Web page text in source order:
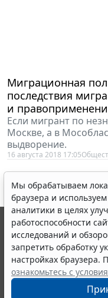
Миграционная
последствия
и
Если мигрант по
Москве, а в
выдворение.
16 августа 2018 17:05
Мы обрабатываем
браузера и
аналитики в целях
работоспособности
исследований и
запретить обработку
настройках браузера.
ознакомьтесь с
© ООО "НПП "ГАРАНТ-
выпускается с 1990
являются участниками
информации ГАРАНТ.
Портал ГАРАНТ.РУ
издания Федеральной